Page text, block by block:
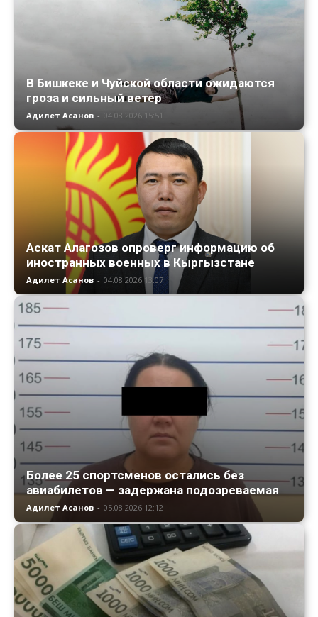
В Бишкеке и Чуйской области ожидаются
гроза и сильный ветер
Адилет Асанов - 04.08.2026 15:51
Аскат Алагозов опроверг информацию об
иностранных военных в Кыргызстане
Адилет Асанов - 04.08.2026 13:07
Более 25 спортсменов остались без
авиабилетов — задержана подозреваемая
Адилет Асанов - 05.08.2026 12:12